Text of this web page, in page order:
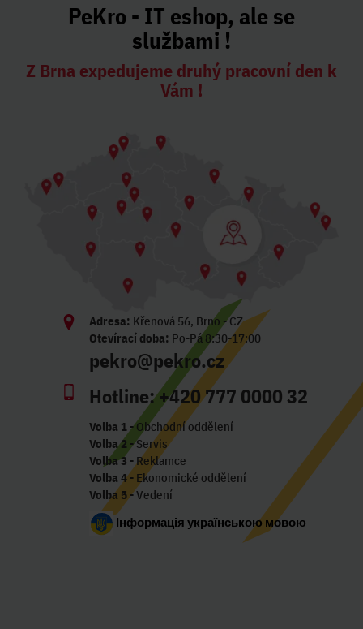
PeKro - IT eshop, ale se
službami !
Z Brna expedujeme druhý pracovní den k
Vám !
Adresa: Křenová 56, Brno - CZ
Otevírací doba: Po-Pá 8:30-17:00
pekro@pekro.cz
Hotline:+420 777 0000 32
Volba 1- Obchodní oddělení
Volba 2 - Servis
Volba 3 - Reklamce
Volba 4- Ekonomické oddělení
Volba 5- Vedení
Інформація українською мовою